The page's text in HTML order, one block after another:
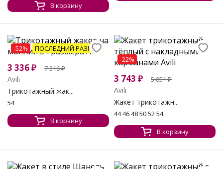
В корзину
-52% ПОСЛЕДНИЙ РАЗМЕР
3 336₽ 7 316₽
Avili
Трикотажный жак...
54
В корзину
-22%
3 743 ₽ 5 051₽
Avili
Жакет трикотажн...
44 46 48 50 52 54
В корзину